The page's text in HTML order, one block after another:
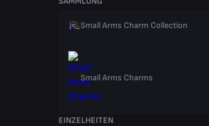
Small Arms Charm Collection
Small Arms Charms
EINZELHEITEN